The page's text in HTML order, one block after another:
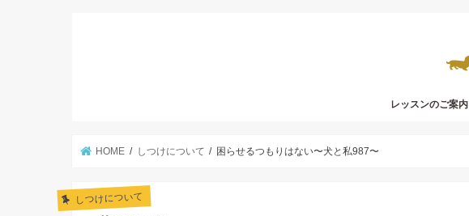
レッスンのご案内
HOME しつけについて 困らせるつもりはない〜犬と私987〜
しつけについて